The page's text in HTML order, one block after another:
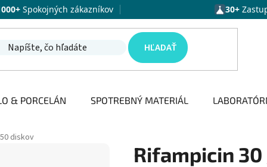
Spokojných zákazníkov 30+
HĽADAŤ
& PORCELÁN SPOTREBNÝ MATERIÁL
diskov
Rifampicin